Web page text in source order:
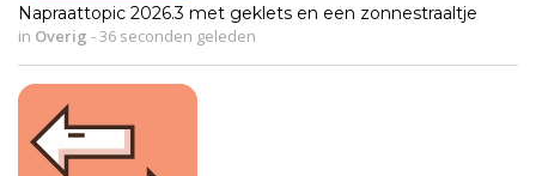
Napraattopic 2026.3 met geklets en een zonnestraaltje
in Overig - 36 seconden geleden